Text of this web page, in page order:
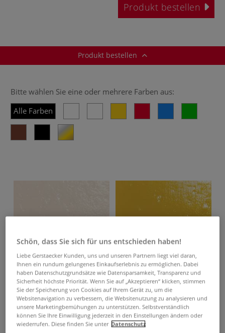
Produkt bestellen
Produkt bestellen
Bitte wählen Sie eine oder mehrere Farben aus:
Alle Farben
reinweiß
010 PG 1
10 x 10 mm x 4 mm,
200g, ca 290 Stück
sonnengelb
050 PG 3
10 x 10 mm x 4 mm,
200g, ca 290 Stück
Schön, dass Sie sich für uns entschieden haben!
Liebe Gerstaecker Kunden, uns und unseren Partnern liegt viel daran,
Ihnen ein rundum gelungenes Einkaufserlebnis zu ermöglichen. Dabei
haben Datenschutzgrundsätze wie Datensparsamkeit, Transparenz und
Sicherheit höchste Priorität. Wenn Sie auf „Akzeptieren“ klicken, stimmen
Sie der Speicherung von Cookies auf Ihrem Gerät zu, um die
Websitenavigation zu verbessern, die Websitenutzung zu analysieren und
unsere Marketingbemühungen zu unterstützen. Selbstverständlich
können Sie Ihre Einwilligung jederzeit in den Einstellungen ändern oder
wiederrufen. Diese finden Sie unter Datenschutz